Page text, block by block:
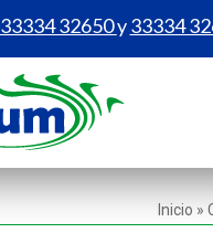
33334 32650y33334
Inicio »